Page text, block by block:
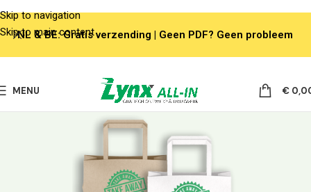
Skip to navigation
Skip to main content
MENU €
NL & BE: Gratis verzending | Geen PDF? Geen probleem